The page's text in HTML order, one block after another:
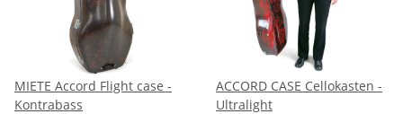
MIETE Accord Flight case -
Kontrabass
ACCORD CASE Cellokasten -
Ultralight